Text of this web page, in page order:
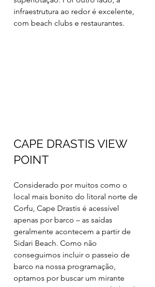
infraestrutura ao redor é excelente,
com beach clubs e restaurantes.
CAPE DRASTIS VIEW
POINT
Considerado por muitos como o
local mais bonito do litoral norte de
Corfu, Cape Drastis é acessível
apenas por barco – as saídas
geralmente acontecem a partir de
Sidari Beach. Como não
conseguimos incluir o passeio de
barco na nossa programação,
optamos por buscar um mirante